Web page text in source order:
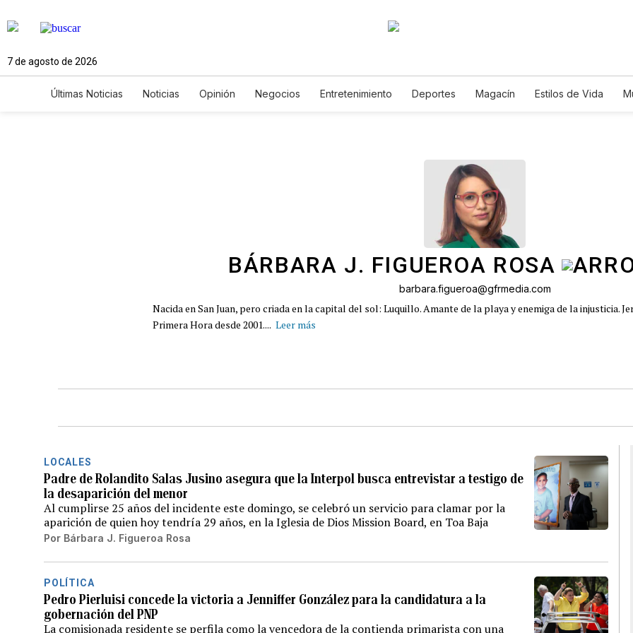
7 de agosto de 2026
Últimas Noticias Noticias Opinión Negocios Entretenimiento Deportes Magacín Estilos de Vida
BÁRBARA J. FIGUEROA ROSA
barbara.figueroa@gfrmedia.com
Nacida en San Juan, pero criada en la capital del sol: Luquillo. Amante de la playa y enemiga de la injusticia.
Primera Hora desde 2001.... Leer más
LOCALES
Padre de Rolandito Salas Jusino asegura que la Interpol busca entrevistar a testigo de
la desaparición del menor
Al cumplirse 25 años del incidente este domingo, se celebró un servicio para clamar por la
aparición de quien hoy tendría 29 años, en la Iglesia de Dios Mission Board, en Toa Baja
Por Bárbara J. Figueroa Rosa
POLÍTICA
Pedro Pierluisi concede la victoria a Jenniffer González para la candidatura a la
gobernación del PNP
La comisionada residente se perfila como la vencedora de la contienda primarista con una